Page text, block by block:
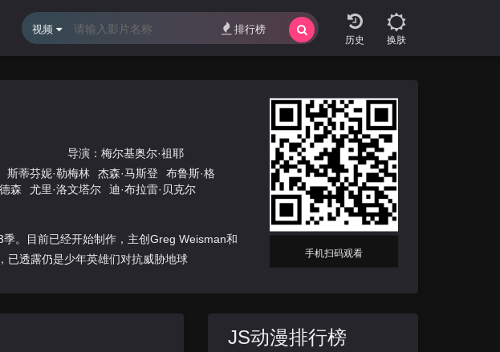
换肤
视频 排行榜
导演：梅尔基奥尔·祖耶
斯蒂芬妮·勒梅林 杰森·马斯登
布鲁斯·格
森 尤里·洛文塔尔
迪·布拉雷·贝克尔
。目前已经开始制作，主创Greg Weisman和
已透露仍是少年英雄们对抗威胁地球
手机扫码观看
JS动漫排行榜